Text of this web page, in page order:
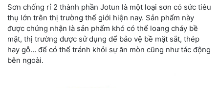
Sơn chống rỉ 2 thành phần Jotun là một loại sơn có sức tiêu
thụ lớn trên thị trường thế giới hiện nay. Sản phẩm này
được chứng nhận là sản phẩm khó có thể loang cháy bề
mặt, thị trường được sử dụng để bảo vệ bề mặt sắt, thép
hay gỗ… để có thể tránh khỏi sự ăn mòn cũng như tác động
bên ngoài.